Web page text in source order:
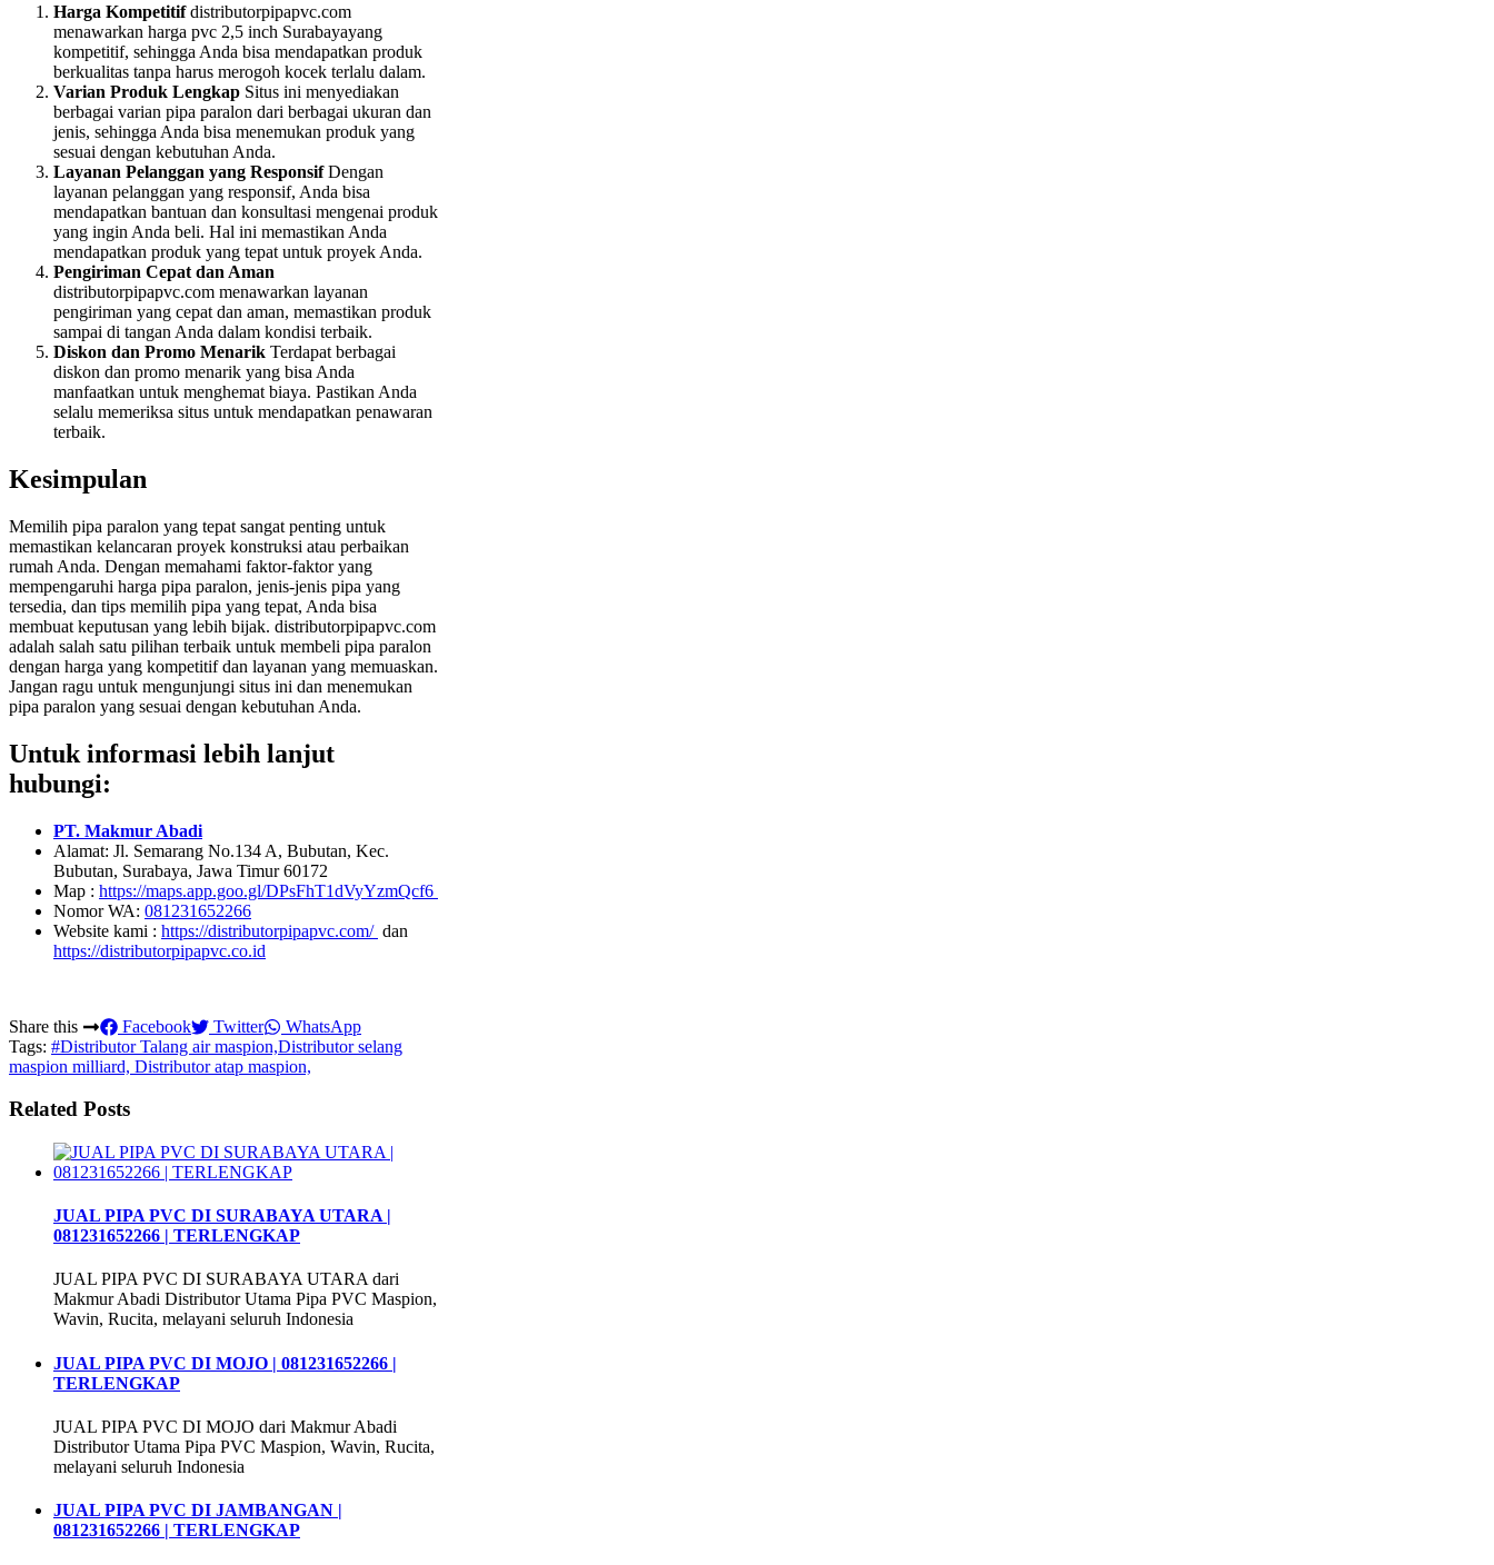
Harga Kompetitifdistributorpipapvc.com
menawarkan harga pvc 2,5 inch Surabayayang
kompetitif, sehingga Anda bisa mendapatkan produk
berkualitas tanpa harus merogoh kocek terlalu dalam.
Varian Produk Lengkap Situs ini menyediakan
berbagai varian pipa paralon dari berbagai ukuran dan
jenis, sehingga Anda bisa menemukan produk yang
sesuai dengan kebutuhan Anda.
Layanan Pelanggan yang ResponsifDengan
layanan pelanggan yang responsif, Anda bisa
mendapatkan bantuan dan konsultasi mengenai produk
yang ingin Anda beli. Hal ini memastikan Anda
mendapatkan produk yang tepat untuk proyek Anda.
Pengiriman Cepat dan Aman
distributorpipapvc.com menawarkan layanan
pengiriman yang cepat dan aman, memastikan produk
sampai di tangan Anda dalam kondisi terbaik.
Diskon dan Promo Menarik Terdapat berbagai
diskon dan promo menarik yang bisa Anda
manfaatkan untuk menghemat biaya. Pastikan Anda
selalu memeriksa situs untuk mendapatkan penawaran
terbaik.
Kesimpulan
Memilih pipa paralon yang tepat sangat penting untuk
memastikan kelancaran proyek konstruksi atau perbaikan
rumah Anda. Dengan memahami faktor-faktor yang
mempengaruhi harga pipa paralon, jenis-jenis pipa yang
tersedia, dan tips memilih pipa yang tepat, Anda bisa
membuat keputusan yang lebih bijak. distributorpipapvc.com
adalah salah satu pilihan terbaik untuk membeli pipa paralon
dengan harga yang kompetitif dan layanan yang memuaskan.
Jangan ragu untuk mengunjungi situs ini dan menemukan
pipa paralon yang sesuai dengan kebutuhan Anda.
Untuk informasi lebih lanjut
hubungi:
PT. Makmur Abadi
Alamat: Jl. Semarang No.134 A, Bubutan, Kec.
Bubutan, Surabaya, Jawa Timur 60172
Map : https://maps.app.goo.gl/DPsFhT1dVyYzmQcf6
Nomor WA: 081231652266
Website kami : https://distributorpipapvc.com/ dan
https://distributorpipapvc.co.id
Share this Facebook Twitter
WhatsApp
Tags: #Distributor Talang air maspion,Distributor selang
maspion milliard, Distributor atap maspion,
Related Posts
JUAL PIPA PVC DI SURABAYA UTARA |
081231652266 | TERLENGKAP
JUAL PIPA PVC DI SURABAYA UTARA dari
Makmur Abadi Distributor Utama Pipa PVC Maspion,
Wavin, Rucita, melayani seluruh Indonesia
JUAL PIPA PVC DI MOJO | 081231652266 |
TERLENGKAP
JUAL PIPA PVC DI MOJO dari Makmur Abadi
Distributor Utama Pipa PVC Maspion, Wavin, Rucita,
melayani seluruh Indonesia
JUAL PIPA PVC DI JAMBANGAN |
081231652266 | TERLENGKAP